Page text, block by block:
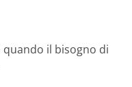
il bisogno di